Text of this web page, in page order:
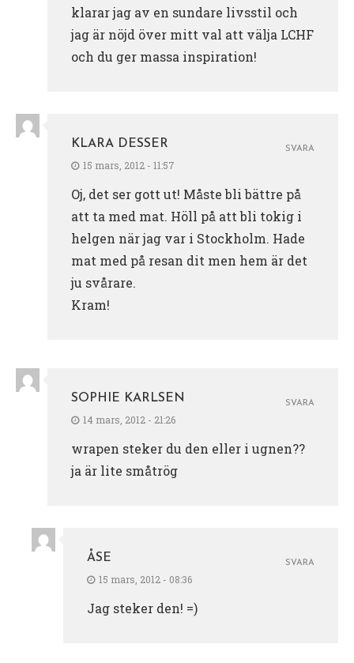
klarar jag av en sundare livsstil och
jag är nöjd över mitt val att välja LCHF
och du ger massa inspiration!
KLARA DESSER
15 mars, 2012 - 11:57
Oj, det ser gott ut! Måste bli bättre på
att ta med mat. Höll på att bli tokig i
helgen när jag var i Stockholm. Hade
mat med på resan dit men hem är det
ju svårare.
Kram!
SVARA
SOPHIE KARLSEN
14 mars, 2012 - 21:26
wrapen steker du den eller i ugnen??
ja är lite småtrög
SVARA
ÅSE
15 mars, 2012 - 08:36
Jag steker den! =)
SVARA